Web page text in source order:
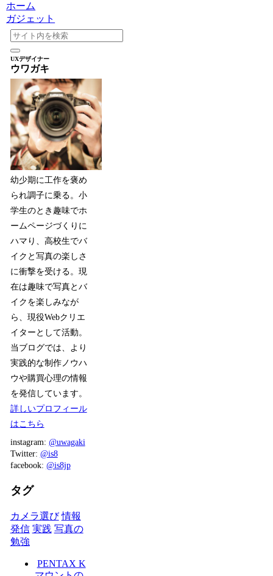
ホーム
ガジェット
UXデザイナー
ウワガキ
幼少期に工作を褒め
られ調子に乗る。小
学生のとき趣味でホ
ームページづくりに
ハマり、高校生でバ
イクと写真の楽しさ
に衝撃を受ける。現
在は趣味で写真とバ
イクを楽しみなが
ら、現役Webクリエ
イターとして活動。
当ブログでは、より
実践的な制作ノウハ
ウや購買心理の情報
を発信しています。
詳しいプロフィール
はこちら
instagram: @uwagaki
Twitter: @is8
facebook: @is8jp
タグ
カメラ選び 情報
発信 実践 写真の
勉強
PENTAX K